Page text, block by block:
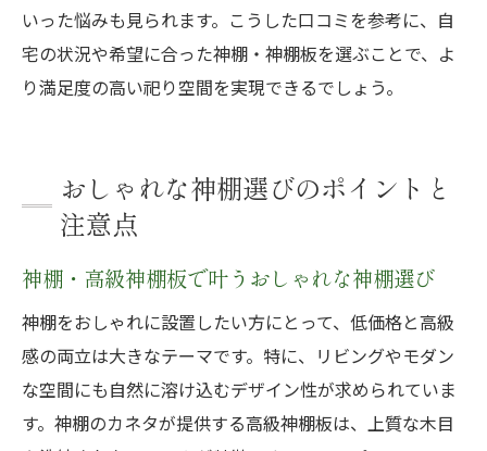
いった悩みも見られます。こうした口コミを参考に、自
宅の状況や希望に合った神棚・神棚板を選ぶことで、よ
り満足度の高い祀り空間を実現できるでしょう。
おしゃれな神棚選びのポイントと
注意点
神棚・高級神棚板で叶うおしゃれな神棚選び
神棚をおしゃれに設置したい方にとって、低価格と高級
感の両立は大きなテーマです。特に、リビングやモダン
な空間にも自然に溶け込むデザイン性が求められていま
す。神棚のカネタが提供する高級神棚板は、上質な木目